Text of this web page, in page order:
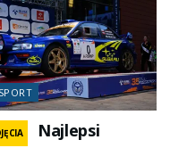
SPORT
Najlepsi